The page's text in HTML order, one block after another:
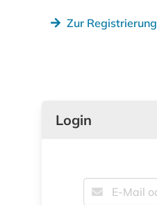
Zur Registrierung
Login